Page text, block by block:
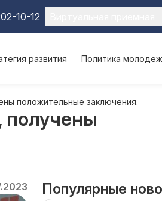
10-12
развития Политика
положительные заключения.
Популярные